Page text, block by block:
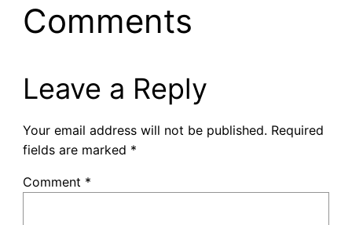
Comments
Leave a Reply
Your email address will not be published. Required
fields are marked *
Comment *